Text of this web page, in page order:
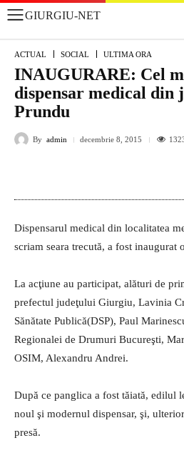
GIURGIU-NET
ACTUAL SOCIAL ULTIMA ORA
INAUGURARE: Cel
dispensar medical din
Prundu
By admin decembrie 8, 2015
Dispensarul medical din localitatea
scriam seara trecută, a fost inaugurat
La acţiune au participat, alături de
prefectul judeţului Giurgiu, Lavinia
Sănătate Publică(DSP), Paul
Regionalei de Drumuri Bucureşti,
OSIM, Alexandru Andrei.
După ce panglica a fost tăiată, edilul
noul şi modernul dispensar, şi,
presă.